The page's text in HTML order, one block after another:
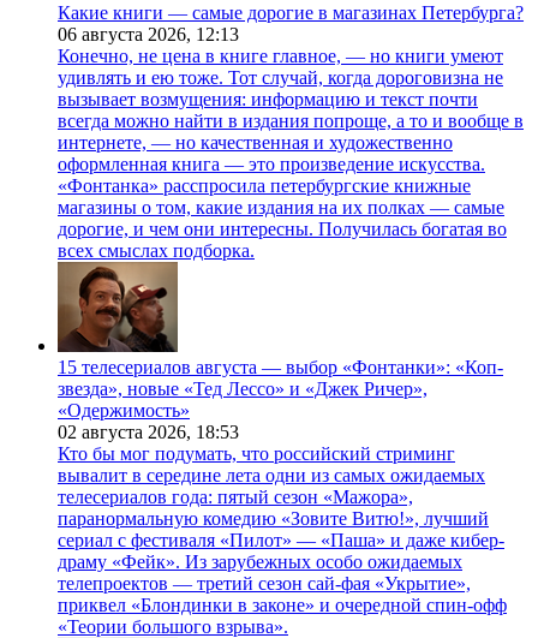
Какие книги — самые дорогие в магазинах Петербурга?
06 августа 2026, 12:13
Конечно, не цена в книге главное, — но книги умеют
удивлять и ею тоже. Тот случай, когда дороговизна не
вызывает возмущения: информацию и текст почти
всегда можно найти в издания попроще, а то и вообще в
интернете, — но качественная и художественно
оформленная книга — это произведение искусства.
«Фонтанка» расспросила петербургские книжные
магазины о том, какие издания на их полках — самые
дорогие, и чем они интересны. Получилась богатая во
всех смыслах подборка.
15 телесериалов августа — выбор «Фонтанки»: «Коп-
звезда», новые «Тед Лессо» и «Джек Ричер»,
«Одержимость»
02 августа 2026, 18:53
Кто бы мог подумать, что российский стриминг
вывалит в середине лета одни из самых ожидаемых
телесериалов года: пятый сезон «Мажора»,
паранормальную комедию «Зовите Витю!», лучший
сериал с фестиваля «Пилот» — «Паша» и даже кибер-
драму «Фейк». Из зарубежных особо ожидаемых
телепроектов — третий сезон сай-фая «Укрытие»,
приквел «Блондинки в законе» и очередной спин-офф
«Теории большого взрыва».